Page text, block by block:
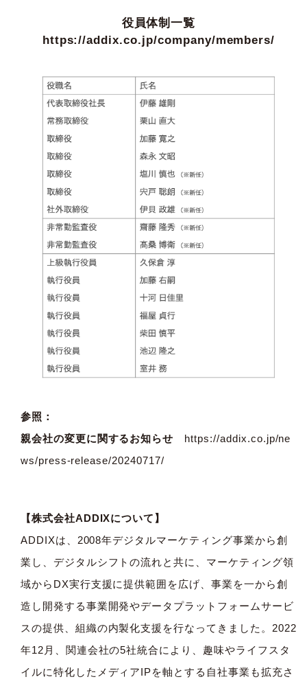
役員体制一覧
https://addix.co.jp/company/members/
参照：
親会社の変更に関するお知らせ https://addix.co.jp/ne
ws/press-release/20240717/
【株式会社ADDIXについて】
ADDIXは、2008年デジタルマーケティング事業から創
業し、デジタルシフトの流れと共に、マーケティング領
域からDX実行支援に提供範囲を広げ、事業を一から創
造し開発する事業開発やデータプラットフォームサービ
スの提供、組織の内製化支援を行なってきました。2022
年12月、関連会社の5社統合により、趣味やライフスタ
イルに特化したメディアIPを軸とする自社事業も拡充さ